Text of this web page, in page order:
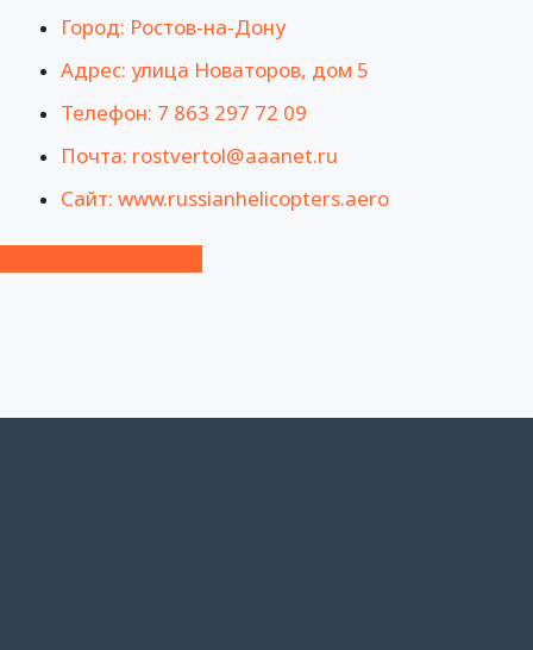
Город: Ростов-на-Дону
Адрес: улица Новаторов, дом 5
Телефон: 7 863 297 72 09
Почта: rostvertol@aaanet.ru
Сайт: www.russianhelicopters.aero